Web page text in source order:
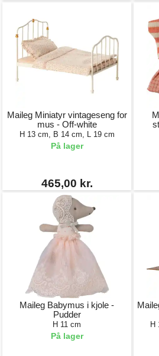
Maileg Miniatyr vintageseng for
mus - Off-white
H 13 cm, B 14 cm, L 19 cm
På lager
465,00 kr.
Maileg Babymus i kjole -
Pudder
H 11 cm
På lager
H